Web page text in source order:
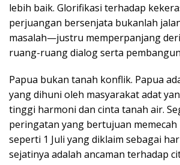
lebih baik. Glorifikasi terhadap
perjuangan bersenjata bukanlah
masalah—justru memperpanjang
ruang-ruang dialog serta
Papua bukan tanah konflik. Papua
yang dihuni oleh masyarakat adat
tinggi harmoni dan cinta tanah air.
peringatan yang bertujuan memecah
seperti 1 Juli yang diklaim sebagai
sejatinya adalah ancaman terhadap